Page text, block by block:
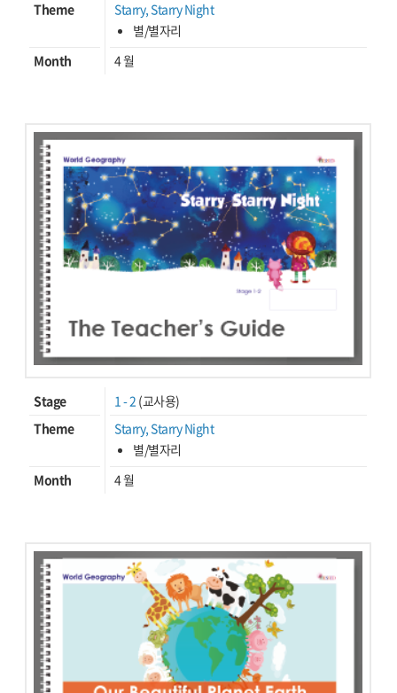
Theme
Starry, Starry Night
별/별자리
Month
4 월
Stage 1 - 2 (교사용)
Theme
Starry, Starry Night
별/별자리
Month
4 월